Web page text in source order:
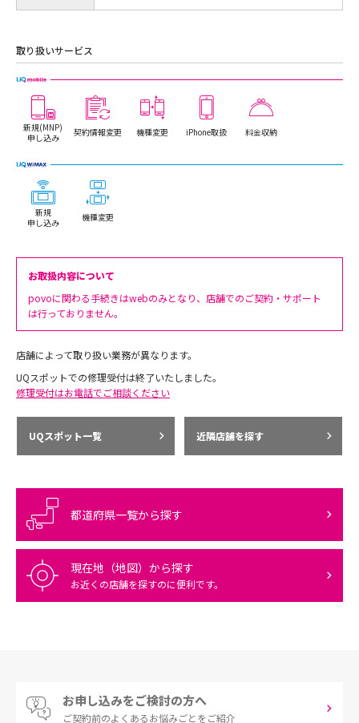
取り扱いサービス
新規(MNP)
申し込み
契約情報変更 機種変更 iPhone取扱 料金収納
新規
申し込み
機種変更
お取扱内容について
povoに関わる手続きはwebのみとなり、店舗でのご契約・サポート
は行っておりません。
店舗によって取り扱い業務が異なります。
UQスポットでの修理受付は終了いたしました。
修理受付はお電話でご相談ください
UQスポット一覧 近隣店舗を探す
都道府県一覧から探す
現在地（地図）から探す
お近くの店舗を探すのに便利です。
お申し込みをご検討の方へ
ご契約前のよくあるお悩みごとをご紹介